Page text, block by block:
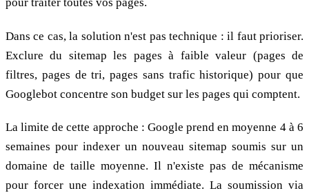
Dans ce cas, la solution n'est pas technique : il faut prioriser.
Exclure du sitemap les pages à faible valeur (pages de
filtres, pages de tri, pages sans trafic historique) pour que
Googlebot concentre son budget sur les pages qui comptent.
La limite de cette approche : Google prend en moyenne 4 à 6
semaines pour indexer un nouveau sitemap soumis sur un
domaine de taille moyenne. Il n'existe pas de mécanisme
pour forcer une indexation immédiate. La soumission via